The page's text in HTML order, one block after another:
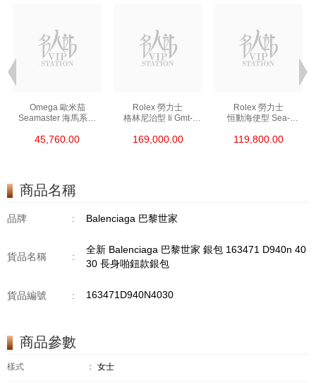
Omega 歐米茄
Seamaster 海馬系列
精鋼 Nekton Edition
45,760.00
Rolex 勞力士
格林尼治型 Ii Gmt-
0002 18kt玫瑰金/鋼
169,000.00
Rolex 勞力士
恒動海使型 Sea-
精鋼 單紅
119,800.00
商品名稱
品牌 : Balenciaga 巴黎世家
貨品名稱 :
全新 Balenciaga 巴黎世家 銀包 163471 D940n 40
30 長身啪鈕款銀包
貨品編號 : 163471D940N4030
商品參數
樣式 ： 女士